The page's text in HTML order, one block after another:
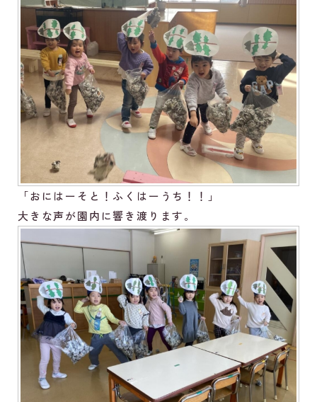
「おにはーそと！ふくはーうち！！」
大きな声が園内に響き渡ります。